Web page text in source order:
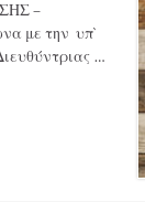
–
με την υπ`
…